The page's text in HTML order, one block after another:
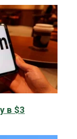
в $3